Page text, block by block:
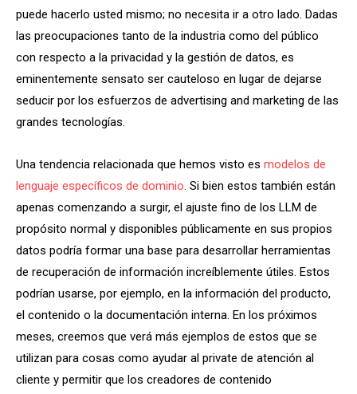
puede hacerlo usted mismo; no necesita ir a otro lado. Dadas
las preocupaciones tanto de la industria como del público
con respecto a la privacidad y la gestión de datos, es
eminentemente sensato ser cauteloso en lugar de dejarse
seducir por los esfuerzos de advertising and marketing de las
grandes tecnologías.
Una tendencia relacionada que hemos visto es modelos de
lenguaje específicos de dominio. Si bien estos también están
apenas comenzando a surgir, el ajuste fino de los LLM de
propósito normal y disponibles públicamente en sus propios
datos podría formar una base para desarrollar herramientas
de recuperación de información increíblemente útiles. Estos
podrían usarse, por ejemplo, en la información del producto,
el contenido o la documentación interna. En los próximos
meses, creemos que verá más ejemplos de estos que se
utilizan para cosas como ayudar al private de atención al
cliente y permitir que los creadores de contenido